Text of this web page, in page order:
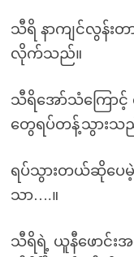
သီရိ နာကျင်လွန်း
လိုက်သည်။
သီရိအော်သံကြောင့်
တွေရပ်တန့်သွားသ
ရပ်သွားတယ်ဆိုပေ
သာ….။
သီရိရဲ့ ယူနီဖောင်